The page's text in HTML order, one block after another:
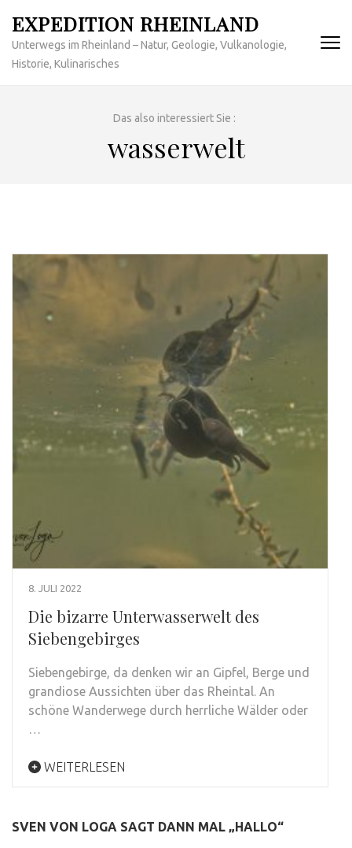
Inhalt
springen
(Enter
EXPEDITION RHEINLAND
Unterwegs im Rheinland – Natur, Geologie, Vulkanologie,
Historie, Kulinarisches
Das also interessiert Sie :
wasserwelt
8. JULI 2022
Die bizarre Unterwasserwelt des
Siebengebirges
Siebengebirge, da denken wir an Gipfel, Berge und
grandiose Aussichten über das Rheintal. An
schöne Wanderwege durch herrliche Wälder oder
…
WEITERLESEN
SVEN VON LOGA SAGT DANN MAL „HALLO“